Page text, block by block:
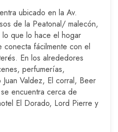
ubicado en la Av.
de la Peatonal/ malecón,
lo que lo hace el hogar
fácilmente con el
En los alrededores
perfumerías,
Valdez, El corral, Beer
encuentra cerca de
El Dorado, Lord Pierre y